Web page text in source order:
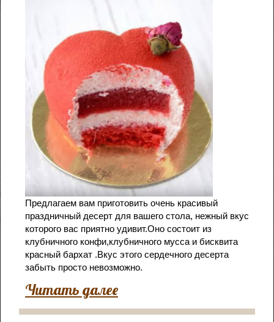
Предлагаем вам приготовить очень красивый
праздничный десерт для вашего стола, нежный вкус
которого вас приятно удивит.Оно состоит из
клубничного конфи,клубничного мусса и бисквита
красный бархат .Вкус этого сердечного десерта
забыть просто невозможно.
Читать далее